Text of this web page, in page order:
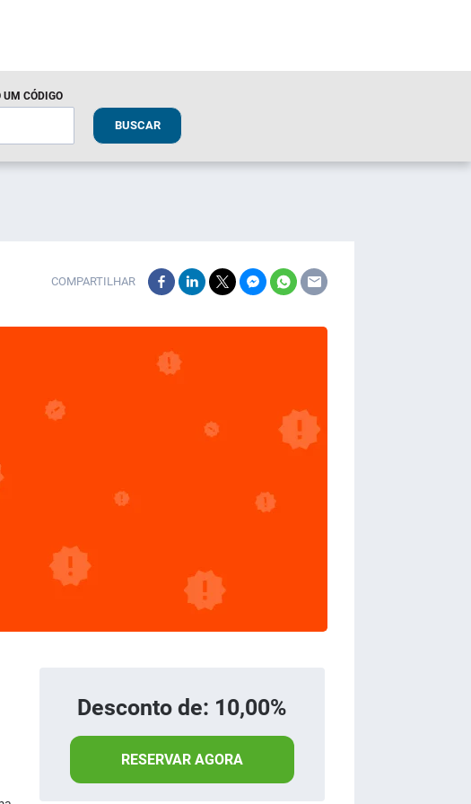
UM CÓDIGO
BUSCAR
COMPARTILHAR
Desconto de: 10,00%
RESERVAR AGORA